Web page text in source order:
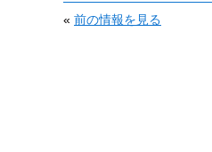
« 前の情報を見る